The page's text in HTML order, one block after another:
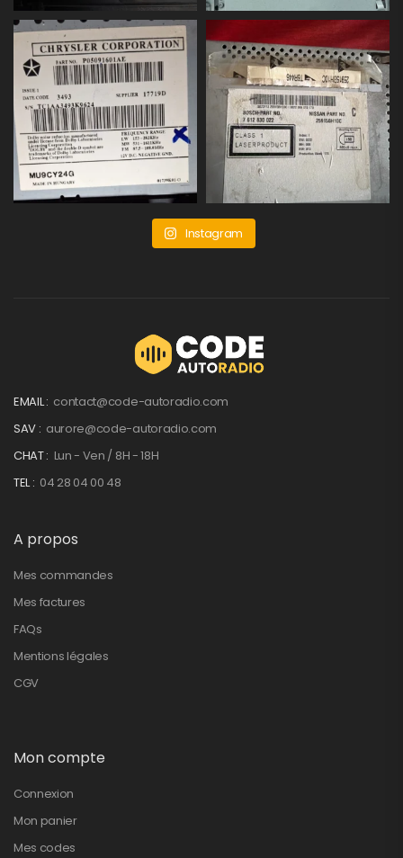
Instagram
EMAIL : contact@code-autoradio.com
SAV : aurore@code-autoradio.com
CHAT : Lun - Ven / 8H - 18H
TEL : 04 28 04 00 48
A propos
Mes commandes
Mes factures
FAQs
Mentions légales
CGV
Mon compte
Connexion
Mon panier
Mes codes